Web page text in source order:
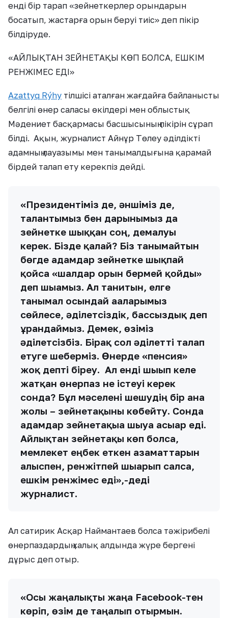
енді бір тарап «зейнеткерлер орындарын
босатып, жастарға орын беруі тиіс» деп пікір
білдіруде.
«АЙЛЫҚТАН ЗЕЙНЕТАҚЫ КӨП БОЛСА, ЕШКІМ
РЕНЖІМЕС ЕДІ»
Azattyq Rýhy тілшісі аталған жағдайға байланысты
белгілі өнер саласы өкілдері мен облыстық
Мәдениет басқармасы басшысының пікірін сұрап
білді. Ақын, журналист Айнұр Төлеу әділдікті
адамның лауазымы мен танымалдығына қарамай
бірдей талап ету керекпіз дейді.
«Президентіміз де, әншіміз де,
талантымыз бен дарынымыз да
зейнетке шыққан соң, демалуы
керек. Бізде қалай? Біз танымайтын
бөгде адамдар зейнетке шықпай
қойса «шалдар орын бермей қойды»
деп шығамыз. Ал танитын, елге
танымал осындай ағаларымыз
сөйлесе, әділетсіздік, бассыздық деп
ұрандаймыз. Демек, өзіміз
әділетсізбіз. Бірақ сол әділетті талап
етуге шеберміз. Өнерде «пенсия»
жоқ депті біреу. Ал енді шығып келе
жатқан өнерпаз не істеуі керек
сонда? Бұл мәселені шешудің бір ғана
жолы – зейнетақыны көбейту. Сонда
адамдар зейнетақыға шығуға асығар еді.
Айлықтан зейнетақы көп болса,
мемлекет еңбек еткен азаматтарын
алғыспен, ренжітпей шығарып салса,
ешкім ренжімес еді»,-деді
журналист.
Ал сатирик Асқар Наймантаев болса тәжірибелі
өнерпаздардың халық алдында жүре бергені
дұрыс деп отыр.
«Осы жаңалықты жаңа Facebook-тен
көріп, өзім де таңғалып отырмын.